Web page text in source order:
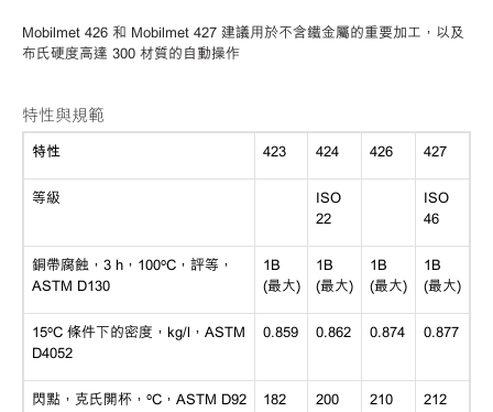
Mobilmet 426 和 Mobilmet 427 建議用於不含鐵金屬的重要加工，以及
布氏硬度高達 300 材質的自動操作
特性與規範
特性 423 424 426 427
等級
ISO
22
ISO
46
銅帶腐蝕， 3 h，100ºC，評等，
ASTM D130
1B
(最大)
1B
(最大)
1B
(最大)
1B
(最大)
15ºC 條件下的密度，kg/l，ASTM
D4052
0.859 0.862 0.874 0.877
閃點，克氏開杯， ºC，ASTM D92 182 200 210 212